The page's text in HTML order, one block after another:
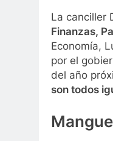
La canciller
Finanzas,
Economía,
por el
del año
son todos